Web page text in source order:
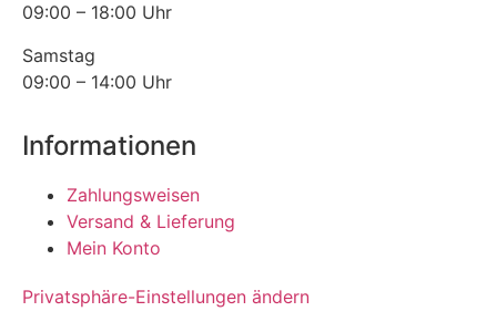
09:00 – 18:00 Uhr
Samstag
09:00 – 14:00 Uhr
Informationen
Zahlungsweisen
Versand & Lieferung
Mein Konto
Privatsphäre-Einstellungen ändern